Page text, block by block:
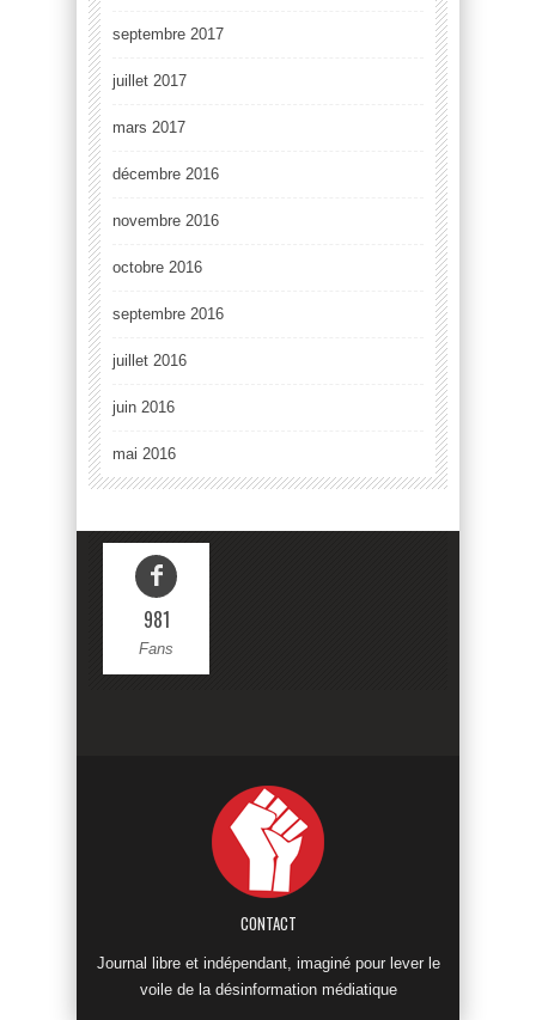
septembre 2017
juillet 2017
mars 2017
décembre 2016
novembre 2016
octobre 2016
septembre 2016
juillet 2016
juin 2016
mai 2016
981
Fans
CONTACT
Journal libre et indépendant, imaginé pour lever le
voile de la désinformation médiatique